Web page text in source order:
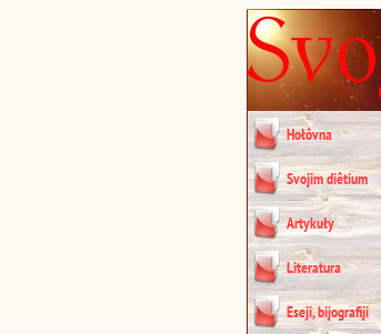
Hołôvna
Svojim diêtium
Artykuły
Literatura
Eseji, bijografiji